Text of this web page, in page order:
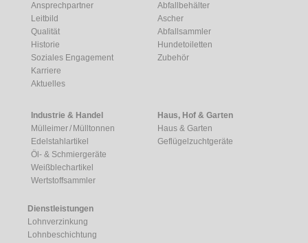
Ansprechpartner
Leitbild
Qualität
Historie
Soziales Engagement
Karriere
Aktuelles
Abfallbehälter
Ascher
Abfallsammler
Hundetoiletten
Zubehör
Industrie & Handel
Mülleimer / Mülltonnen
Edelstahlartikel
Öl- & Schmiergeräte
Weißblechartikel
Wertstoffsammler
Haus, Hof & Garten
Haus & Garten
Geflügelzuchtgeräte
Dienstleistungen
Lohnverzinkung
Lohnbeschichtung